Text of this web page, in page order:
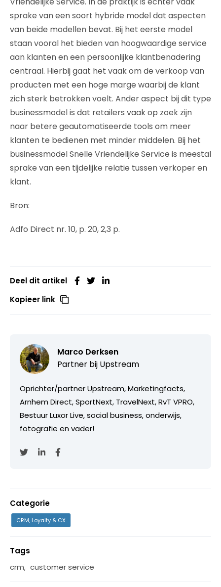
sprake van een soort hybride model dat aspecten
van beide modellen bevat. Bij het eerste model
staan vooral het bieden van hoogwaardige service
aan klanten en een persoonlijke klantbenadering
centraal. Hierbij gaat het vaak om de verkoop van
producten met een hoge marge waarbij de klant
zich sterk betrokken voelt. Ander aspect bij dit type
businessmodel is dat retailers vaak op zoek zijn
naar betere geautomatiseerde tools om meer
klanten te bedienen met minder middelen. Bij het
businessmodel Snelle Vriendelijke Service is meestal
sprake van een tijdelijke relatie tussen verkoper en
klant.
Bron:
Adfo Direct nr. 10, p. 20, 2,3 p.
Deel dit artikel
Kopieer link
Marco Derksen
Partner bij Upstream
Oprichter/partner Upstream, Marketingfacts,
Arnhem Direct, SportNext, TravelNext, RvT VPRO,
Bestuur Luxor Live, social business, onderwijs,
fotografie en vader!
Categorie
CRM, Loyalty & CX
Tags
crm, customer service